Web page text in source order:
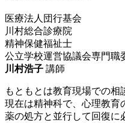
医療法人団行基会
川村総合診療院
精神保健福祉士
公立学校運営協議会専門職
川村浩子 講師
もともとは教育現場での相
現在は精神科で、心理教育
薬の処方と並行して回復に